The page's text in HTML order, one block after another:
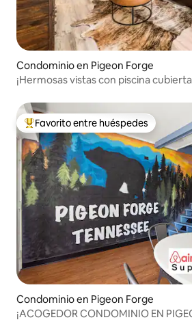
Condominio en Pigeon Forge
¡Hermosas vistas con piscina
De los mejores en Favorito entre
Favorito entre huéspedes
Condominio en Pigeon Forge
¡ACOGEDOR CONDOMINIO EN